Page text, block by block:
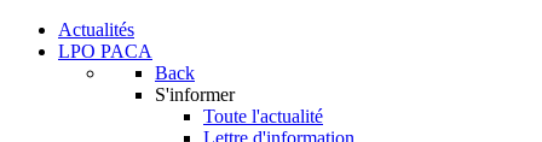
Actualités
LPO PACA
Back
S'informer
Toute l'actualité
Lettre d'information